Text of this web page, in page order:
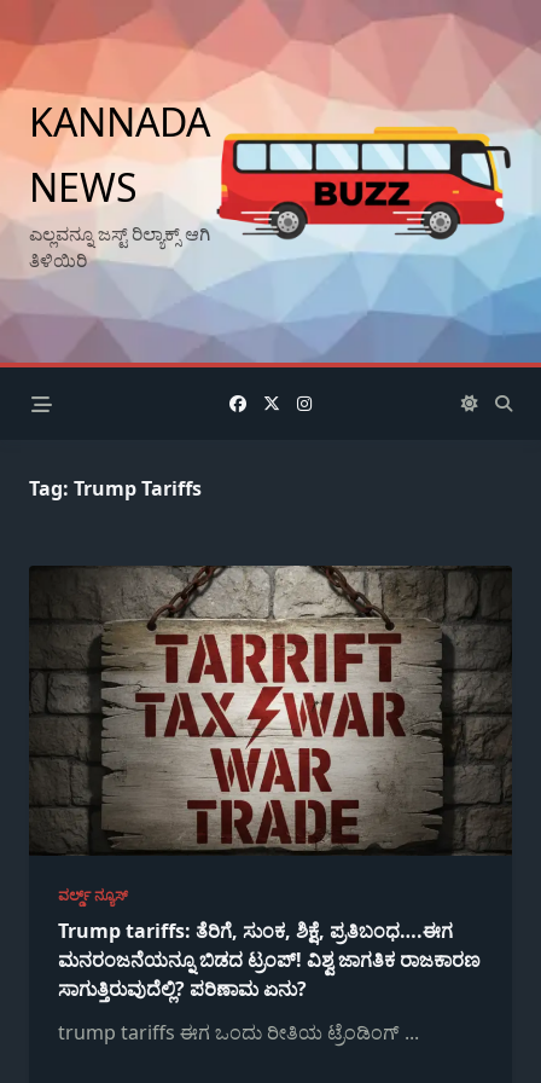
to
content
KANNADA
NEWS
ಎಲ್ಲವನ್ನೂ ಜಸ್ಟ್ ರಿಲ್ಯಾಕ್ಸ್ ಆಗಿ
ತಿಳಿಯಿರಿ
Tag: Trump Tariffs
ವರ್ಲ್ಡ್ ನ್ಯೂಸ್
Trump tariffs: ತೆರಿಗೆ, ಸುಂಕ, ಶಿಕ್ಷೆ, ಪ್ರತಿಬಂಧ….ಈಗ
ಮನರಂಜನೆಯನ್ನೂ ಬಿಡದ ಟ್ರಂಪ್! ವಿಶ್ವ ಜಾಗತಿಕ ರಾಜಕಾರಣ
ಸಾಗುತ್ತಿರುವುದೆಲ್ಲಿ? ಪರಿಣಾಮ ಏನು?
trump tariffs ಈಗ ಒಂದು ರೀತಿಯ ಟ್ರೆಂಡಿಂಗ್ ...